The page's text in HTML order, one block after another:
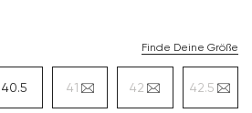
Finde Deine Größe
40.5 41 42 42.5